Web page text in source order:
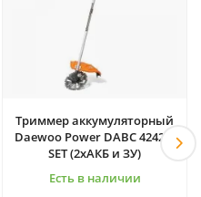
Триммер аккумуляторный
Daewoo Power DABC 4242Li
SET (2хАКБ и ЗУ)
Есть в наличии